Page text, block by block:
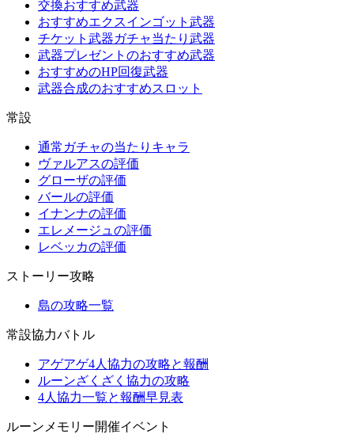
交換おすすめ武器
おすすめエクスインゴット武器
チケット武器ガチャ当たり武器
武器プレゼントのおすすめ武器
おすすめのHP回復武器
武器合成のおすすめスロット
常設
通常ガチャの当たりキャラ
ヴァルアスの評価
グローザの評価
バールの評価
イナンナの評価
エレメージュの評価
レベッカの評価
ストーリー攻略
島の攻略一覧
常設協力バトル
アゲアゲ4人協力の攻略と報酬
ルーンざくざく協力の攻略
4人協力一覧と報酬早見表
ルーンメモリー開催イベント